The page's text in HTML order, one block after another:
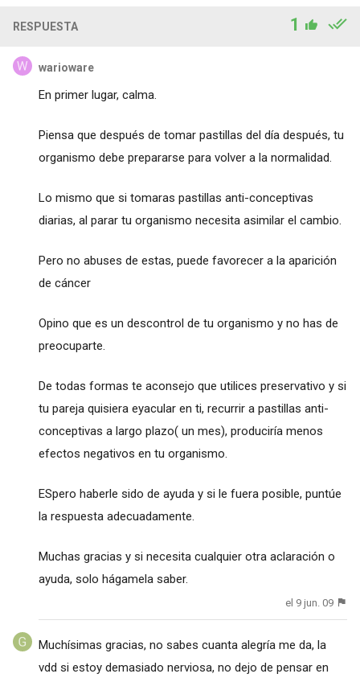
RESPUESTA 1
warioware
En primer lugar, calma.
Piensa que después de tomar pastillas del día después, tu
organismo debe prepararse para volver a la normalidad.
Lo mismo que si tomaras pastillas anti-conceptivas
diarias, al parar tu organismo necesita asimilar el cambio.
Pero no abuses de estas, puede favorecer a la aparición
de cáncer
Opino que es un descontrol de tu organismo y no has de
preocuparte.
De todas formas te aconsejo que utilices preservativo y si
tu pareja quisiera eyacular en ti, recurrir a pastillas anti-
conceptivas a largo plazo( un mes), produciría menos
efectos negativos en tu organismo.
ESpero haberle sido de ayuda y si le fuera posible, puntúe
la respuesta adecuadamente.
Muchas gracias y si necesita cualquier otra aclaración o
ayuda, solo hágamela saber.
el 9 jun. 09
Muchísimas gracias, no sabes cuanta alegría me da, la
vdd si estoy demasiado nerviosa, no dejo de pensar en